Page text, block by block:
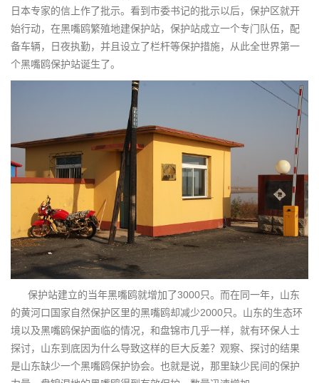
日本专家的信上作了批示。看到市委书记的批示以后，保护区就开
始行动，在黑嘴鸥繁殖地建保护站，保护站成立一个专门队伍，配
备车辆，日夜执勤，并且设立了栏杆等保护措施，从此全世界第一
个黑嘴鸥保护站诞生了。
保护站建立的当年黑嘴鸥就增加了3000只。而在同一年，山东
的黄河口国家自然保护区里的黑嘴鸥却减少2000只。山东的生态环
境以及黑嘴鸥保护面临的情况，和盘锦市几乎一样，就有环保人士
探讨，山东到底因为什么导致这样的巨大反差？观察、探讨的结果
是山东缺少一个黑嘴鸥保护协会。也就是说，那里缺少民间的保护